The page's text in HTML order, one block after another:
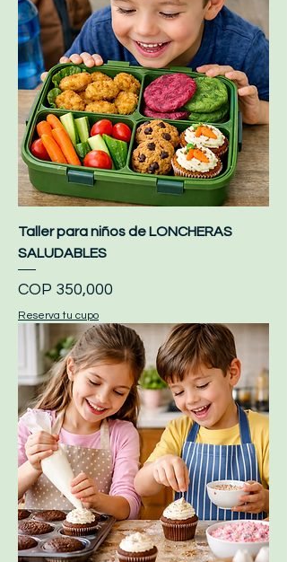
Taller para niños de LONCHERAS
SALUDABLES
Price
COP 350,000
Reserva tu cupo